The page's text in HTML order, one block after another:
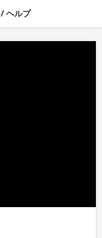
/ヘルプ